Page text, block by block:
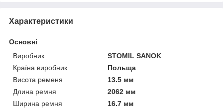
Характеристики
Основні
Виробник
STOMIL SANOK
Країна виробник
Польща
Висота ременя
13.5 мм
Длина ремня
2062 мм
Ширина ремня
16.7 мм